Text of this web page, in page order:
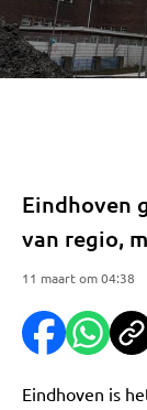
Eindhoven
van regio,
11 maart om 04:38
Eindhoven is